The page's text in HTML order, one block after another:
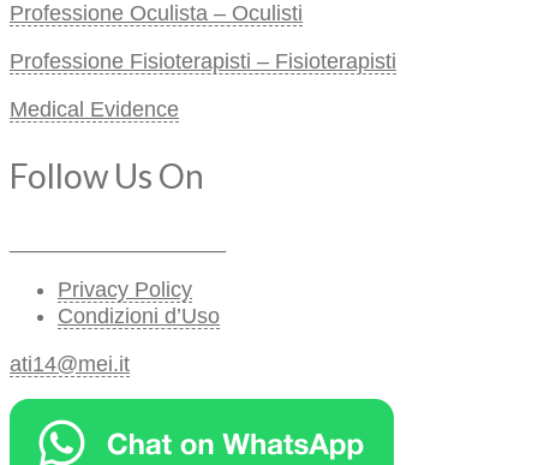
Professione Oculista – Oculisti
Professione Fisioterapisti – Fisioterapisti
Medical Evidence
Follow Us On
Privacy Policy
Condizioni d’Uso
ati14@mei.it